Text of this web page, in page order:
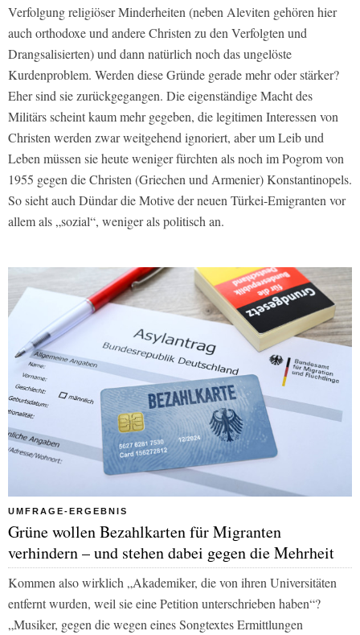
Verfolgung religiöser Minderheiten (neben Aleviten gehören hier
auch orthodoxe und andere Christen zu den Verfolgten und
Drangsalisierten) und dann natürlich noch das ungelöste
Kurdenproblem. Werden diese Gründe gerade mehr oder stärker?
Eher sind sie zurückgegangen. Die eigenständige Macht des
Militärs scheint kaum mehr gegeben, die legitimen Interessen von
Christen werden zwar weitgehend ignoriert, aber um Leib und
Leben müssen sie heute weniger fürchten als noch im Pogrom von
1955 gegen die Christen (Griechen und Armenier) Konstantinopels.
So sieht auch Dündar die Motive der neuen Türkei-Emigranten vor
allem als „sozial“, weniger als politisch an.
UMFRAGE-ERGEBNIS
Grüne wollen Bezahlkarten für Migranten
verhindern – und stehen dabei gegen die Mehrheit
Kommen also wirklich „Akademiker, die von ihren Universitäten
entfernt wurden, weil sie eine Petition unterschrieben haben“?
„Musiker, gegen die wegen eines Songtextes Ermittlungen